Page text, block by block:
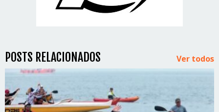
POSTS RELACIONADOS Ver todos